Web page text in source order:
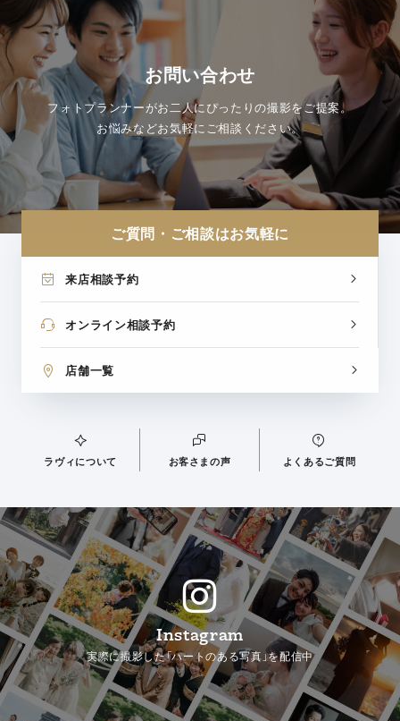
お問い合わせ
フォトプランナーがお二人にぴったりの撮影をご提案。
お悩みなどお気軽にご相談ください。
ご質問・ご相談はお気軽に
来店相談予約
オンライン相談予約
店舗一覧
ラヴィについて お客さまの声 よくあるご質問
Instagram
実際に撮影した「ハートのある写真」を配信中